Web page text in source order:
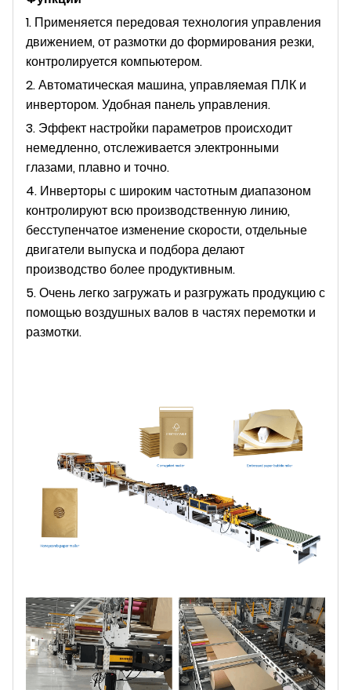
1. Применяется передовая технология управления
движением, от размотки до формирования резки,
контролируется компьютером.
2. Автоматическая машина, управляемая ПЛК и
инвертором. Удобная панель управления.
3. Эффект настройки параметров происходит
немедленно, отслеживается электронными
глазами, плавно и точно.
4. Инверторы с широким частотным диапазоном
контролируют всю производственную линию,
бесступенчатое изменение скорости, отдельные
двигатели выпуска и подбора делают
производство более продуктивным.
5. Очень легко загружать и разгружать продукцию с
помощью воздушных валов в частях перемотки и
размотки.